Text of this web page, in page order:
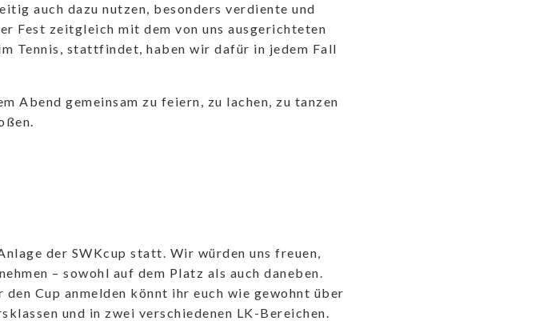
auch dazu nutzen, besonders verdiente und
Fest zeitgleich mit dem von uns ausgerichteten
Tennis, stattfindet, haben wir dafür in jedem Fall
Abend gemeinsam zu feiern, zu lachen, zu tanzen
der SWKcup statt. Wir würden uns freuen,
– sowohl auf dem Platz als auch daneben.
Cup anmelden könnt ihr euch wie gewohnt über
und in zwei verschiedenen LK-Bereichen.